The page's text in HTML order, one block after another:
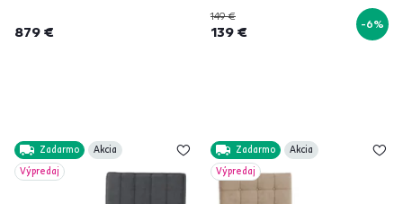
879 €
149 €
139 € -6%
Zadarmo
Akcia
Výpredaj
Zadarmo
Akcia
Výpredaj